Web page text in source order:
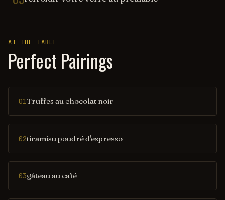
AT THE TABLE
Perfect Pairings
01Truffes au chocolat noir
02tiramisu poudré d'espresso
03gâteau au café